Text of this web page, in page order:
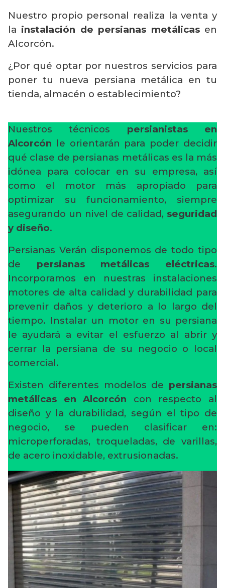
Nuestro propio personal realiza la venta y
la instalación de persianas metálicasen
Alcorcón.
¿Por qué optar por nuestros servicios para
poner tu nueva persiana metálica en tu
tienda, almacén o establecimiento?
Nuestros técnicos persianistas en
Alcorcón le orientarán para poder decidir
qué clase de persianas metálicas es la más
idónea para colocar en su empresa, así
como el motor más apropiado para
optimizar su funcionamiento, siempre
asegurando un nivel de calidad, seguridad
y diseño.
Persianas Verán disponemos de todo tipo
de persianas metálicas eléctricas.
Incorporamos en nuestras instalaciones
motores de alta calidad y durabilidad para
prevenir daños y deterioro a lo largo del
tiempo. Instalar un motor en su persiana
le ayudará a evitar el esfuerzo al abrir y
cerrar la persiana de su negocio o local
comercial.
Existen diferentes modelos de persianas
metálicas en Alcorcón con respecto al
diseño y la durabilidad, según el tipo de
negocio, se pueden clasificar en:
microperforadas, troqueladas, de varillas,
de acero inoxidable, extrusionadas.